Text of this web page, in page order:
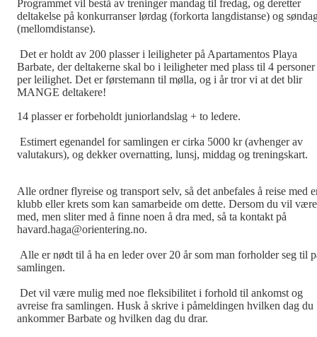
Programmet vil bestå av treninger mandag til fredag, og deretter
deltakelse på konkurranser lørdag (forkorta langdistanse) og
(mellomdistanse).
Det er holdt av 200 plasser i leiligheter på Apartamentos Playa
Barbate, der deltakerne skal bo i leiligheter med plass til 4 personer
per leilighet. Det er førstemann til mølla, og i år tror vi at det blir
MANGE deltakere!
14 plasser er forbeholdt juniorlandslag + to ledere.
Estimert egenandel for samlingen er cirka 5000 kr (avhenger av
valutakurs), og dekker overnatting, lunsj, middag og treningskart.
Alle ordner flyreise og transport selv, så det anbefales å reise med
klubb eller krets som kan samarbeide om dette. Dersom du vil være
med, men sliter med å finne noen å dra med, så ta kontakt på
havard.haga@orientering.no.
Alle er nødt til å ha en leder over 20 år som man forholder seg til
samlingen.
Det vil være mulig med noe fleksibilitet i forhold til ankomst og
avreise fra samlingen. Husk å skrive i påmeldingen hvilken dag du
ankommer Barbate og hvilken dag du drar.